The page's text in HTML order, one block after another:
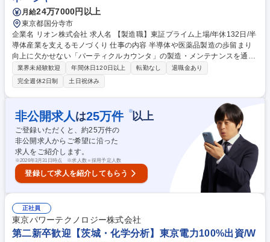
月給24万7000円以上
東京都国分寺市
企業名 リオン株式会社 求人名 【製造職】東証プライム上場/年休132日/半
導体産業を支えるモノづくり 仕事の内容 半導体や医薬品製造の歩留まり
向上に欠かせない「パーティクルカウンタ」の製造・メンテナンスを通じ
て、世界のモノづくり品質を支えます。 ■パーティクルカウンタ（微粒子
計測器）の組み立て、調整、検査業務 ■出荷製品の品質管理および精度維
持のためのメンテナンス ■効率的な生産体制の構築に向けた改善提案 入社
後は、製品知識や専門技術を基礎から学べる環境が整っています。単なる
作業に留まらず、自身の介在によって製品の信頼性を高めていく、技術者
としての誇りを持てる業務です。設計思考を活かした効率的な生産プロセ
スの追求も期待しています。 募集職種 【製造職】東証プライム上場/年休
132日/半導体産業を支えるモノづくり
業界未経験歓迎 年間休日120日以上 転勤なし
退職金あり
完全週休2日制
土日祝休み
非公開求人 は25万件 ※以上
ご登録いただくと、約25万件の
非公開求人からご希望に沿った
求人をご紹介します。
※2026年3月31日時点 ※求人数＝採用予定人数
登録して求人を紹介してもらう
正社員
東京パワーテクノロジー株式会社
第二新卒歓迎【茨城・化学分析】東京電力100%出資/W